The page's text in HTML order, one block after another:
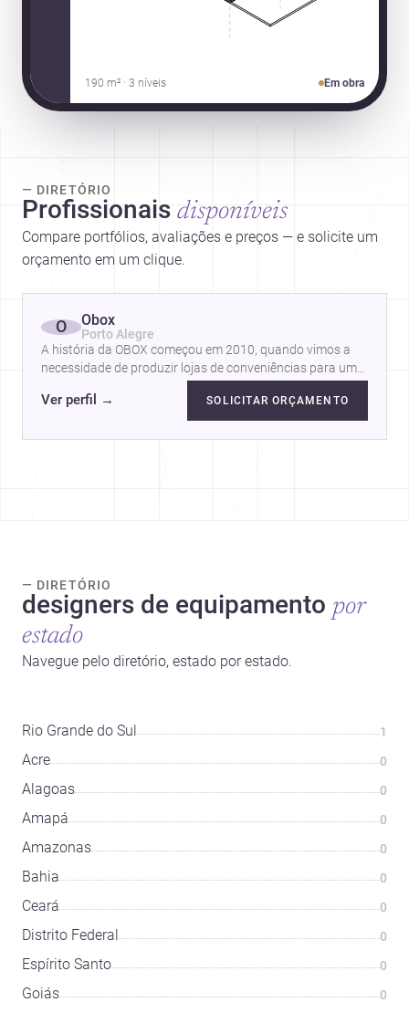
190 m² · 3 níveis Em obra
— DIRETÓRIO
Profissionais disponíveis
Compare portfólios, avaliações e preços — e solicite um
orçamento em um clique.
O Obox
Porto Alegre
A história da OBOX começou em 2010, quando vimos a
necessidade de produzir lojas de conveniências para uma
Ver perfil → SOLICITAR ORÇAMENTO
— DIRETÓRIO
designers de equipamento por
estado
Navegue pelo diretório, estado por estado.
Rio Grande do Sul 1
Acre 0
Alagoas 0
Amapá 0
Amazonas 0
Bahia 0
Ceará 0
Distrito Federal 0
Espírito Santo 0
Goiás 0